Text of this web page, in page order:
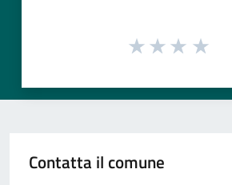
Contatta il comune